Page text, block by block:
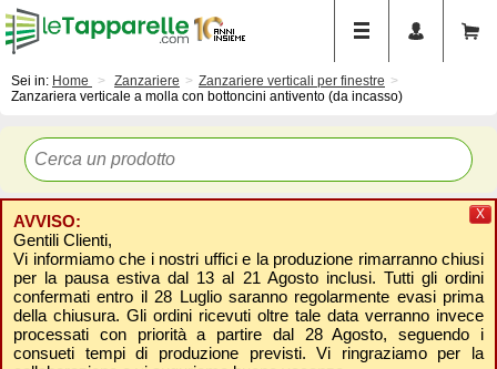
Sei in: Home Zanzariere
Zanzariere verticali per finestre
Zanzariera verticale a molla con bottoncini antivento (da incasso)
AVVISO:
Gentili Clienti,
Vi informiamo che i nostri uffici e la produzione rimarranno chiusi
per la pausa estiva dal 13 al 21 Agosto inclusi. Tutti gli ordini
confermati entro il 28 Luglio saranno regolarmente evasi prima
della chiusura. Gli ordini ricevuti oltre tale data verranno invece
processati con priorità a partire dal 28 Agosto, seguendo i
consueti tempi di produzione previsti. Vi ringraziamo per la
X